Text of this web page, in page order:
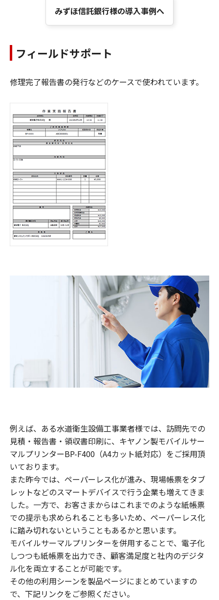
みずほ信託銀行様の導入事例へ
フィールドサポート
修理完了報告書の発行などのケースで使われています。
例えば、ある水道衛生設備工事業者様では、訪問先での
見積・報告書・領収書印刷に、キヤノン製モバイルサー
マルプリンターBP-F400（A4カット紙対応）をご採用頂
いております。
また昨今では、ペーパーレス化が進み、現場帳票をタブ
レットなどのスマートデバイスで行う企業も増えてきま
した。一方で、お客さまからはこれまでのような紙帳票
での提示も求められることも多いため、ペーパーレス化
に踏み切れないということもあるかと思います。
モバイルサーマルプリンターを併用することで、電子化
しつつも紙帳票を出力でき、顧客満足度と社内のデジタ
ル化を両立することが可能です。
その他の利用シーンを製品ページにまとめていますの
で、下記リンクをご参照ください。